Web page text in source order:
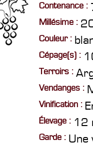
Contenance :
Millésime :
Couleur :
Cépage(s) :
Terroirs :
Vendanges :
Vinification :
Élevage : 12
Garde : Une